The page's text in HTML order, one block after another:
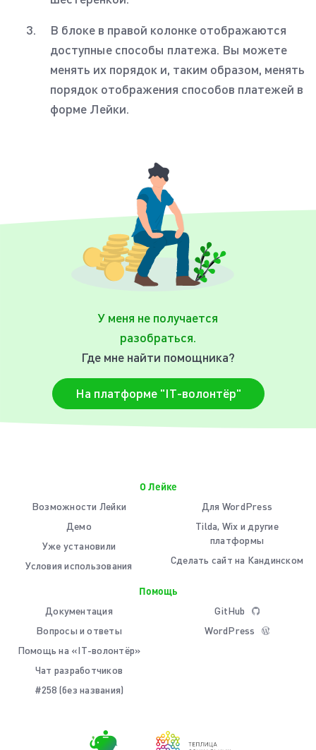
В блоке в правой колонке отображаются
доступные способы платежа. Вы можете
менять их порядок и, таким образом, менять
порядок отображения способов платежей в
форме Лейки.
У меня не получается
разобраться.
Где мне найти помощника?
На платформе "IT-волонтёр"
О Лейке
Возможности Лейки
Демо
Уже установили
Условия использования
Для WordPress
Tilda, Wix и другие
платформы
Сделать сайт на Кандинском
Помощь
Документация
Вопросы и ответы
Помощь на «IT-волонтёр»
Чат разработчиков
#258 (без названия)
GitHub
WordPress